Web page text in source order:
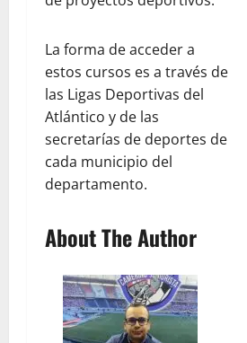
La forma de acceder a
estos cursos es a través de
las Ligas Deportivas del
Atlántico y de las
secretarías de deportes de
cada municipio del
departamento.
About The Author